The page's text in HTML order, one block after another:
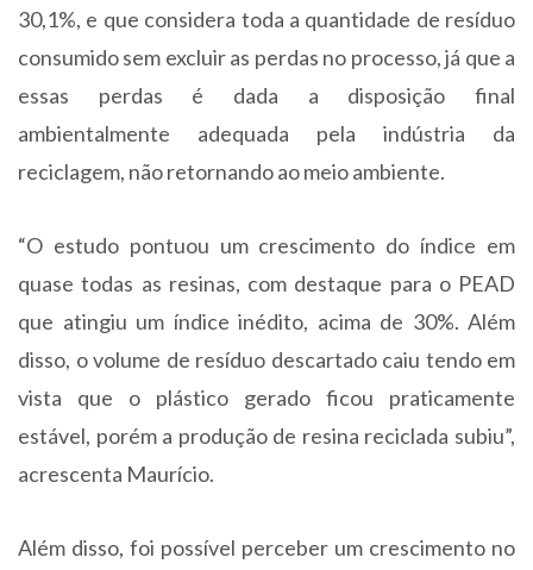
30,1%, e que considera toda a quantidade de resíduo
consumido sem excluir as perdas no processo, já que a
essas perdas é dada a disposição final
ambientalmente adequada pela indústria da
reciclagem, não retornando ao meio ambiente.
“O estudo pontuou um crescimento do índice em
quase todas as resinas, com destaque para o PEAD
que atingiu um índice inédito, acima de 30%. Além
disso, o volume de resíduo descartado caiu tendo em
vista que o plástico gerado ficou praticamente
estável, porém a produção de resina reciclada subiu”,
acrescenta Maurício.
Além disso, foi possível perceber um crescimento no